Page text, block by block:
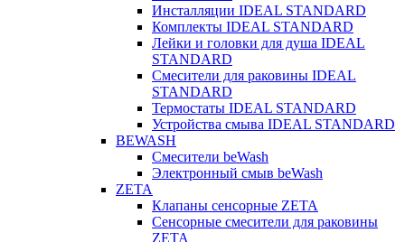
Инсталляции IDEAL STANDARD
Комплекты IDEAL STANDARD
Лейки и головки для душа IDEAL
STANDARD
Смесители для раковины IDEAL
STANDARD
Термостаты IDEAL STANDARD
Устройства смыва IDEAL STANDARD
BEWASH
Смесители beWash
Электронный смыв beWash
ZETA
Клапаны сенсорные ZETA
Сенсорные смесители для раковины
ZETA